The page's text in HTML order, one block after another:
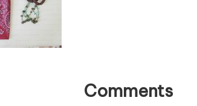
Comments